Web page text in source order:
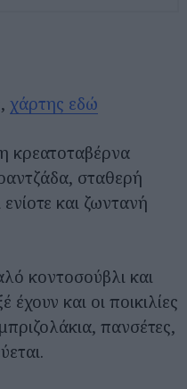
χάρτης εδώ
κρεατοταβέρνα
σταθερή
και ζωντανή
κοντοσούβλι και
και οι ποικιλίες
πανσέτες,